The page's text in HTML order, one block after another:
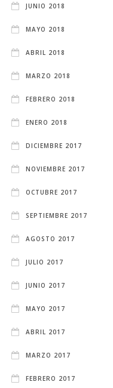
JUNIO 2018
MAYO 2018
ABRIL 2018
MARZO 2018
FEBRERO 2018
ENERO 2018
DICIEMBRE 2017
NOVIEMBRE 2017
OCTUBRE 2017
SEPTIEMBRE 2017
AGOSTO 2017
JULIO 2017
JUNIO 2017
MAYO 2017
ABRIL 2017
MARZO 2017
FEBRERO 2017